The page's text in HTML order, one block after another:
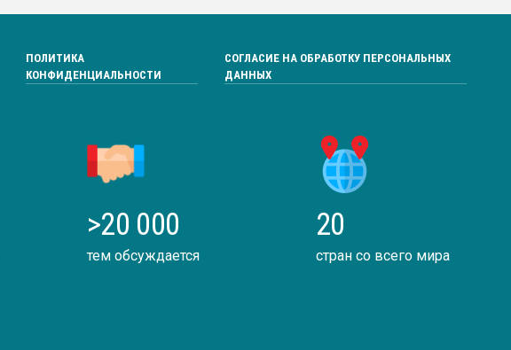
ПОЛИТИКА
КОНФИДЕНЦИАЛЬНОСТИ
СОГЛАСИЕ НА ОБРАБОТКУ ПЕРСОНАЛЬНЫХ
ДАННЫХ
>20 000
тем обсуждается
20
стран со всего мира